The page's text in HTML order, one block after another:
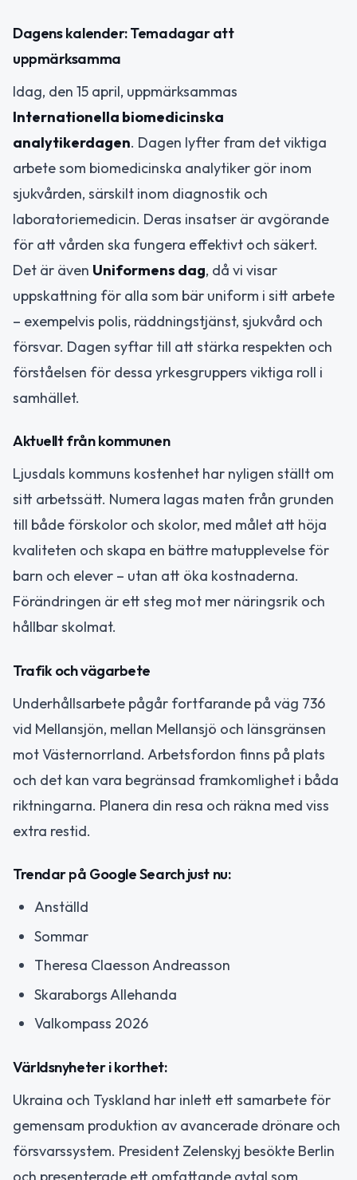
Dagens kalender: Temadagar att
uppmärksamma
Idag, den 15 april, uppmärksammas
Internationella biomedicinska
analytikerdagen. Dagen lyfter fram det viktiga
arbete som biomedicinska analytiker gör inom
sjukvården, särskilt inom diagnostik och
laboratoriemedicin. Deras insatser är avgörande
för att vården ska fungera effektivt och säkert.
Det är även Uniformens dag, då vi visar
uppskattning för alla som bär uniform i sitt arbete
– exempelvis polis, räddningstjänst, sjukvård och
försvar. Dagen syftar till att stärka respekten och
förståelsen för dessa yrkesgruppers viktiga roll i
samhället.
Aktuellt från kommunen
Ljusdals kommuns kostenhet har nyligen ställt om
sitt arbetssätt. Numera lagas maten från grunden
till både förskolor och skolor, med målet att höja
kvaliteten och skapa en bättre matupplevelse för
barn och elever – utan att öka kostnaderna.
Förändringen är ett steg mot mer näringsrik och
hållbar skolmat.
Trafik och vägarbete
Underhållsarbete pågår fortfarande på väg 736
vid Mellansjön, mellan Mellansjö och länsgränsen
mot Västernorrland. Arbetsfordon finns på plats
och det kan vara begränsad framkomlighet i båda
riktningarna. Planera din resa och räkna med viss
extra restid.
Trendar på Google Search just nu:
Anställd
Sommar
Theresa Claesson Andreasson
Skaraborgs Allehanda
Valkompass 2026
Världsnyheter i korthet:
Ukraina och Tyskland har inlett ett samarbete för
gemensam produktion av avancerade drönare och
försvarssystem. President Zelenskyj besökte Berlin
och presenterade ett omfattande avtal som